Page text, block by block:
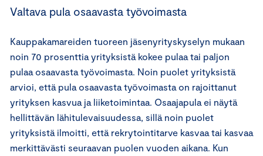
Valtava pula osaavasta työvoimasta
Kauppakamareiden tuoreen jäsenyrityskyselyn mukaan
noin 70 prosenttia yrityksistä kokee pulaa tai paljon
pulaa osaavasta työvoimasta. Noin puolet yrityksistä
arvioi, että pula osaavasta työvoimasta on rajoittanut
yrityksen kasvua ja liiketoimintaa. Osaajapula ei näytä
hellittävän lähitulevaisuudessa, sillä noin puolet
yrityksistä ilmoitti, että rekrytointitarve kasvaa tai kasvaa
merkittävästi seuraavan puolen vuoden aikana. Kun